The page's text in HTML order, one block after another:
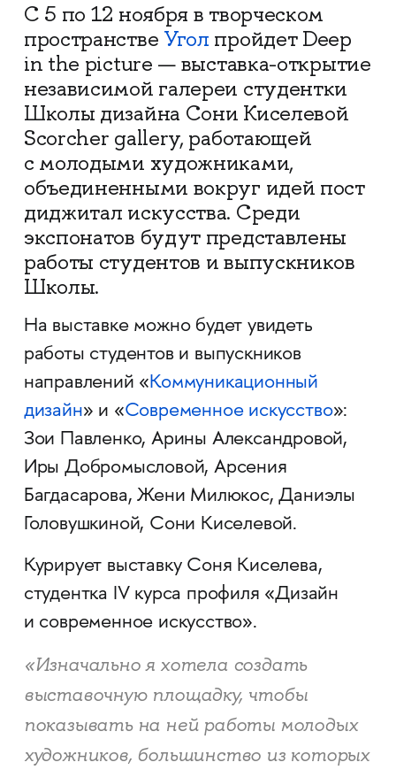
С 5 по 12 ноября в творческом
пространстве Угол пройдет Deep
in the picture — выставка-открытие
независимой галереи студентки
Школы дизайна Сони Киселевой
Scorcher gallery, работающей
с молодыми художниками,
объединенными вокруг идей пост
диджитал искусства. Среди
экспонатов будут представлены
работы студентов и выпускников
Школы.
На выставке можно будет увидеть
работы студентов и выпускников
направлений «Коммуникационный
дизайн» и «Современное искусство»:
Зои Павленко, Арины Александровой,
Иры Добромысловой, Арсения
Багдасарова, Жени Милюкос, Даниэлы
Головушкиной, Сони Киселевой.
Курирует выставку Соня Киселева,
студентка IV курса профиля «Дизайн
и современное искусство».
«Изначально я хотела создать
выставочную площадку, чтобы
показывать на ней работы молодых
художников, большинство из которых